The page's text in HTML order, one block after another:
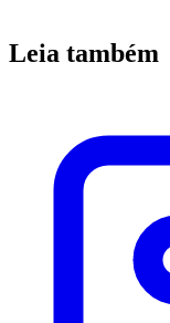
Leia também